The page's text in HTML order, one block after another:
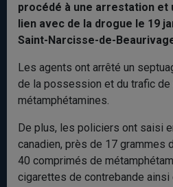
procédé à une arrestation et
lien avec de la drogue le 19
Saint-Narcisse-de-
Les agents ont arrêté un
de la possession et du trafic de
métamphétamines.
De plus, les policiers ont saisi
canadien, près de 17 grammes
40 comprimés de
cigarettes de contrebande